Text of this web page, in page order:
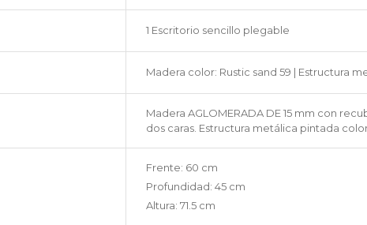
1 Escritorio sencillo plegable
Madera color: Rustic sand 59 | Estructura
Madera AGLOMERADA DE 15 mm con
dos caras. Estructura metálica pintada
Frente: 60 cm
Profundidad: 45 cm
Altura: 71.5 cm